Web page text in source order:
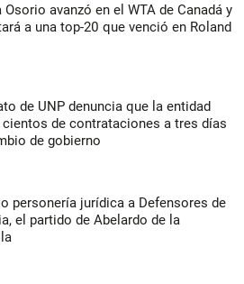
Osorio avanzó en el WTA de Canadá y
a una top-20 que venció en Roland
de UNP denuncia que la entidad
cientos de contrataciones a tres días
de gobierno
personería jurídica a Defensores de
el partido de Abelardo de la